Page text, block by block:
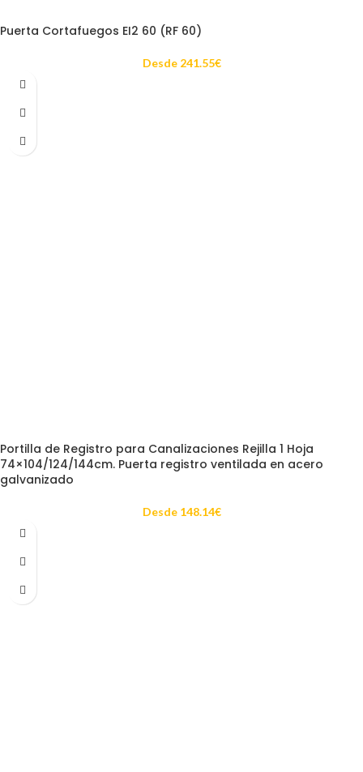
Puerta Cortafuegos EI2 60 (RF 60)
Desde 241.55€
Portilla de Registro para Canalizaciones Rejilla 1 Hoja
74×104/124/144cm. Puerta registro ventilada en acero
galvanizado
Desde 148.14€